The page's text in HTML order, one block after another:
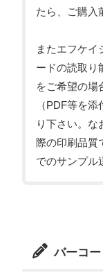
たら、ご購入
またエフケイ
ードの読取り
をご希望の場
（PDF等を
り下さい。な
際の印刷品質
でのサンプル
バーコ